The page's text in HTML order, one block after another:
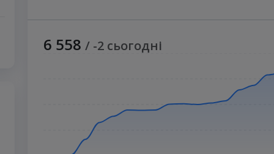
6 558 / -2 сьогодні